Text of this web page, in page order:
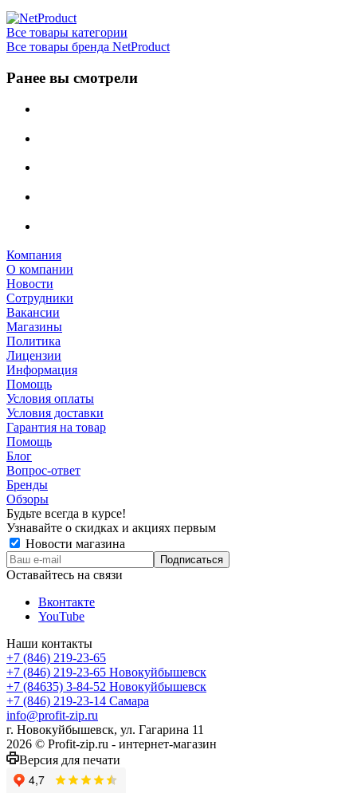
Все товары категории
Все товары бренда NetProduct
Ранее вы смотрели
Компания
О компании
Новости
Сотрудники
Вакансии
Магазины
Политика
Лицензии
Информация
Помощь
Условия оплаты
Условия доставки
Гарантия на товар
Помощь
Блог
Вопрос-ответ
Бренды
Обзоры
Будьте всегда в курсе!
Узнавайте о скидках и акциях первым
Новости магазина
Оставайтесь на связи
Вконтакте
YouTube
Наши контакты
+7 (846) 219-23-65
+7 (846) 219-23-65 Новокуйбышевск
+7 (84635) 3-84-52 Новокуйбышевск
+7 (846) 219-23-14 Самара
info@profit-zip.ru
г. Новокуйбышевск, ул. Гагарина 11
2026 © Profit-zip.ru - интернет-магазин
Версия для печати